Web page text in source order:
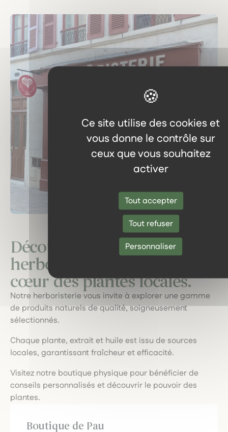
Ce site utilise des cookies et
vous donne le contrôle sur
ceux que vous souhaitez
activer
Tout accepter
Tout refuser
Personnaliser
Découvrez notre
herboristerie : un voyage au
cœur des plantes locales.
Notre herboristerie vous invite à explorer une gamme
de produits naturels de qualité, soigneusement
sélectionnés.
Chaque plante, extrait et huile est issu de sources
locales, garantissant fraîcheur et efficacité.
Visitez notre boutique physique pour bénéficier de
conseils personnalisés et découvrir le pouvoir des
plantes.
Boutique de Pau